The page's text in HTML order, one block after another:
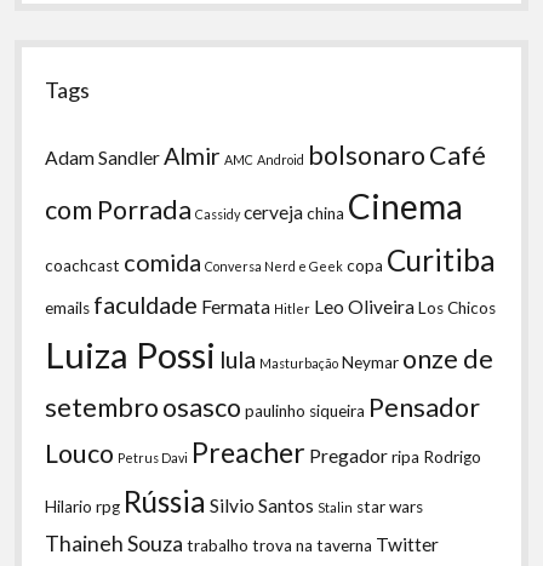
Tags
Adam Sandler Almir AMC Android bolsonaroCafé
com Porrada Cassidy cervejachina Cinema
coachcast comida Conversa Nerd e Geek copa Curitiba
emails faculdade Fermata Hitler Leo OliveiraLos Chicos
Luiza Possi lula Masturbação Neymar onze de
setembroosasco paulinho siqueira Pensador
Louco Petrus Davi Preacher Pregadorripa Rodrigo
Hilario rpg Rússia Silvio Santos Stalin star wars
Thaineh Souza trabalho trova na taverna Twitter